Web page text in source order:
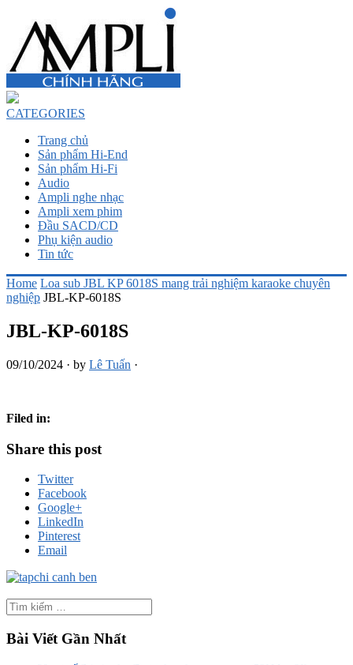
CATEGORIES
Trang chủ
Sản phẩm Hi-End
Sản phẩm Hi-Fi
Audio
Ampli nghe nhạc
Ampli xem phim
Đầu SACD/CD
Phụ kiện audio
Tin tức
Home Loa sub JBL KP 6018S mang trải nghiệm karaoke chuyên
nghiệp JBL-KP-6018S
JBL-KP-6018S
09/10/2024 · by Lê Tuấn ·
Filed in:
Share this post
Twitter
Facebook
Google+
LinkedIn
Pinterest
Email
Bài Viết Gần Nhất